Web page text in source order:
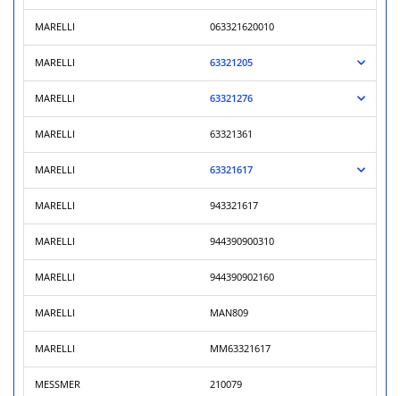
MARELLI 063321620010
MARELLI 63321205
MARELLI 63321276
MARELLI 63321361
MARELLI 63321617
MARELLI 943321617
MARELLI 944390900310
MARELLI 944390902160
MARELLI MAN809
MARELLI MM63321617
MESSMER 210079